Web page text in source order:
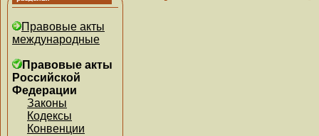
Правовые акты
международные
Правовые акты
Российской
Федерации
Законы
Кодексы
Конвенции